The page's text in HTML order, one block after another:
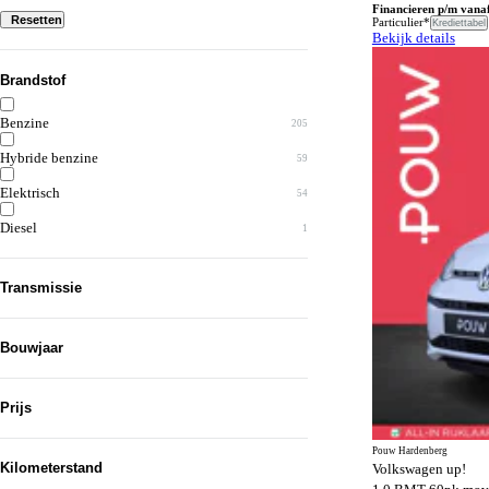
Resetten
Brandstof
Benzine 205
Hybride benzine 59
Elektrisch 54
Diesel 1
Transmissie
Bouwjaar
Tot en met...
Prijs
Kilometerstand
Financieren p/m
Particulier* Krediettabel
Bekijk details
Pouw Hardenberg
Volkswagen up!